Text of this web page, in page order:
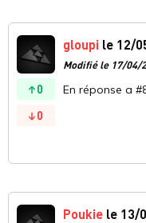
0
0
gloupi le 12/
Modifié le 17/04/
En réponse a
Poukie le 13/